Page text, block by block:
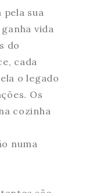
sua
vida
do
cada
o legado
Os
cozinha
numa